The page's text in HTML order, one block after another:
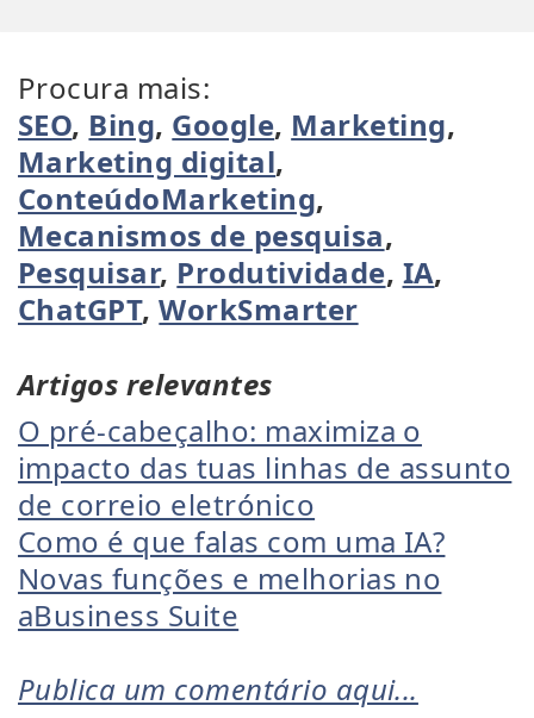
Procura mais:
SEO, Bing, Google, Marketing,
Marketing digital,
ConteúdoMarketing,
Mecanismos de pesquisa,
Pesquisar, Produtividade, IA,
ChatGPT,WorkSmarter
Artigos relevantes
O pré-cabeçalho: maximiza o
impacto das tuas linhas de assunto
de correio eletrónico
Como é que falas com uma IA?
Novas funções e melhorias no
aBusiness Suite
Publica um comentário aqui...